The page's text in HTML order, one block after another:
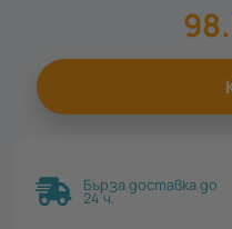
Бърза доставка до
24 ч.